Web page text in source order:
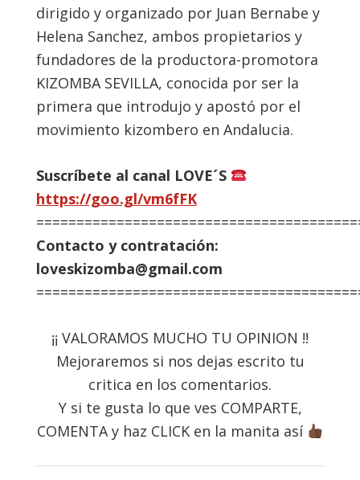
dirigido y organizado por Juan Bernabe y
Helena Sanchez, ambos propietarios y
fundadores de la productora-promotora
KIZOMBA SEVILLA, conocida por ser la
primera que introdujo y apostó por el
movimiento kizombero en Andalucia.
Suscríbete al canal LOVE´S
https://goo.gl/vm6fFK
Contacto y contratación:
loveskizomba@gmail.com
¡¡ VALORAMOS MUCHO TU OPINION !!
Mejoraremos si nos dejas escrito tu
critica en los comentarios.
Y si te gusta lo que ves COMPARTE,
COMENTA y haz CLICK en la manita así